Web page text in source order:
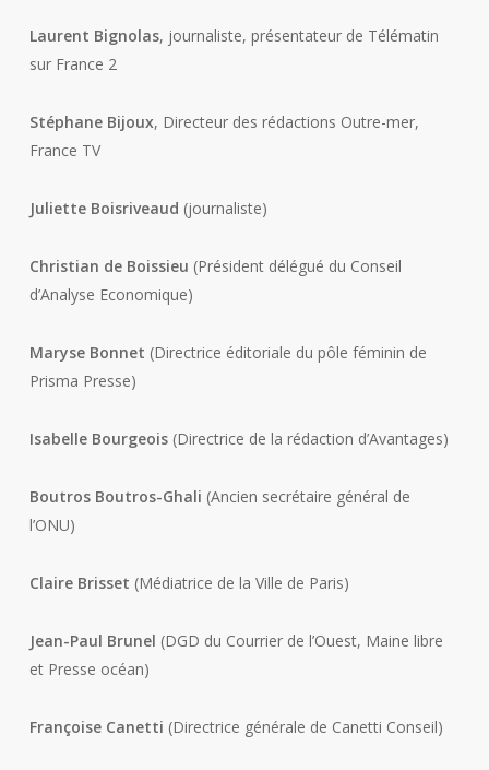
Laurent Bignolas, journaliste, présentateur de Télématin
sur France 2
Stéphane Bijoux, Directeur des rédactions Outre-mer,
France TV
Juliette Boisriveaud (journaliste)
Christian de Boissieu (Président délégué du Conseil
d’Analyse Economique)
Maryse Bonnet (Directrice éditoriale du pôle féminin de
Prisma Presse)
Isabelle Bourgeois(Directrice de la rédaction d’Avantages)
Boutros Boutros-Ghali (Ancien secrétaire général de
l’ONU)
Claire Brisset (Médiatrice de la Ville de Paris)
Jean-Paul Brunel (DGD du Courrier de l’Ouest, Maine libre
et Presse océan)
Françoise Canetti (Directrice générale de Canetti Conseil)